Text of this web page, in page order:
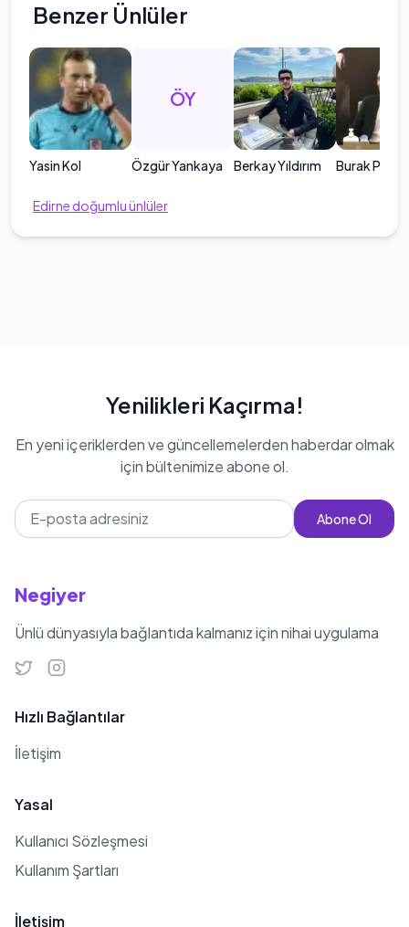
Benzer Ünlüler
Yasin Kol
ÖY
Özgür Yankaya Berkay Yıldırım Burak
Edirne doğumlu ünlüler
Yenilikleri Kaçırma!
En yeni içeriklerden ve güncellemelerden haberdar olmak
için bültenimize abone ol.
Abone Ol
Negiyer
Ünlü dünyasıyla bağlantıda kalmanız için nihai uygulama
Hızlı Bağlantılar
İletişim
Yasal
Kullanıcı Sözleşmesi
Kullanım Şartları
İletişim